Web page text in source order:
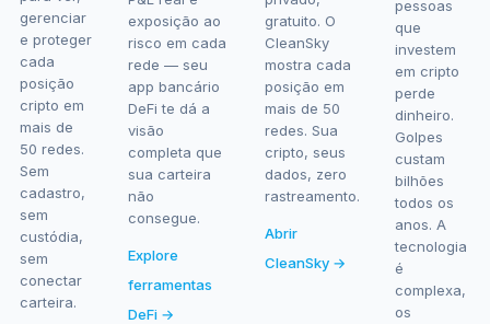
gerenciar
e proteger
cada
posição
cripto em
mais de
50 redes.
Sem
cadastro,
sem
custódia,
sem
conectar
carteira.
exposição ao
risco em cada
rede — seu
app bancário
DeFi te dá a
visão
completa que
sua carteira
não
consegue.
Explore
ferramentas
DeFi →
gratuito. O
CleanSky
mostra cada
posição em
mais de 50
redes. Sua
cripto, seus
dados, zero
rastreamento.
Abrir
CleanSky →
pessoas
que
investem
em cripto
perde
dinheiro.
Golpes
custam
bilhões
todos os
anos. A
tecnologia
é
complexa,
os